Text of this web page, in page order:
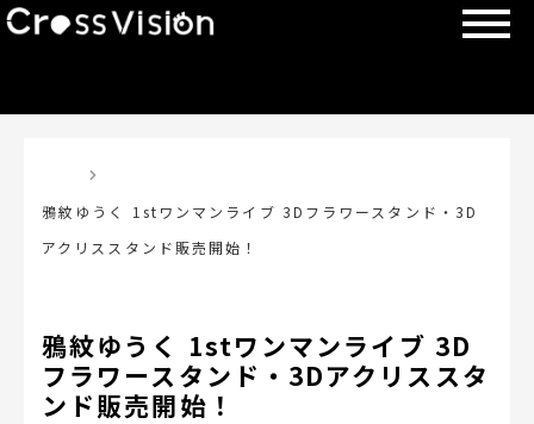
鴉紋ゆうく 1stワンマンライブ 3Dフラワースタンド・3D
アクリススタンド販売開始！
鴉紋ゆうく 1stワンマンライブ 3D
フラワースタンド・3Dアクリススタ
ンド販売開始！